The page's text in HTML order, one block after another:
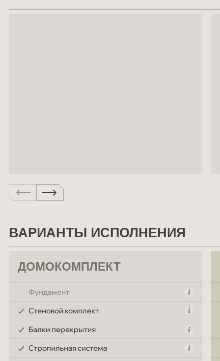
ВАРИАНТЫ ИСПОЛНЕНИЯ
ДОМОКОМПЛЕКТ
Фундамент
Стеновой комплект
Балки перекрытия
Стропильная система